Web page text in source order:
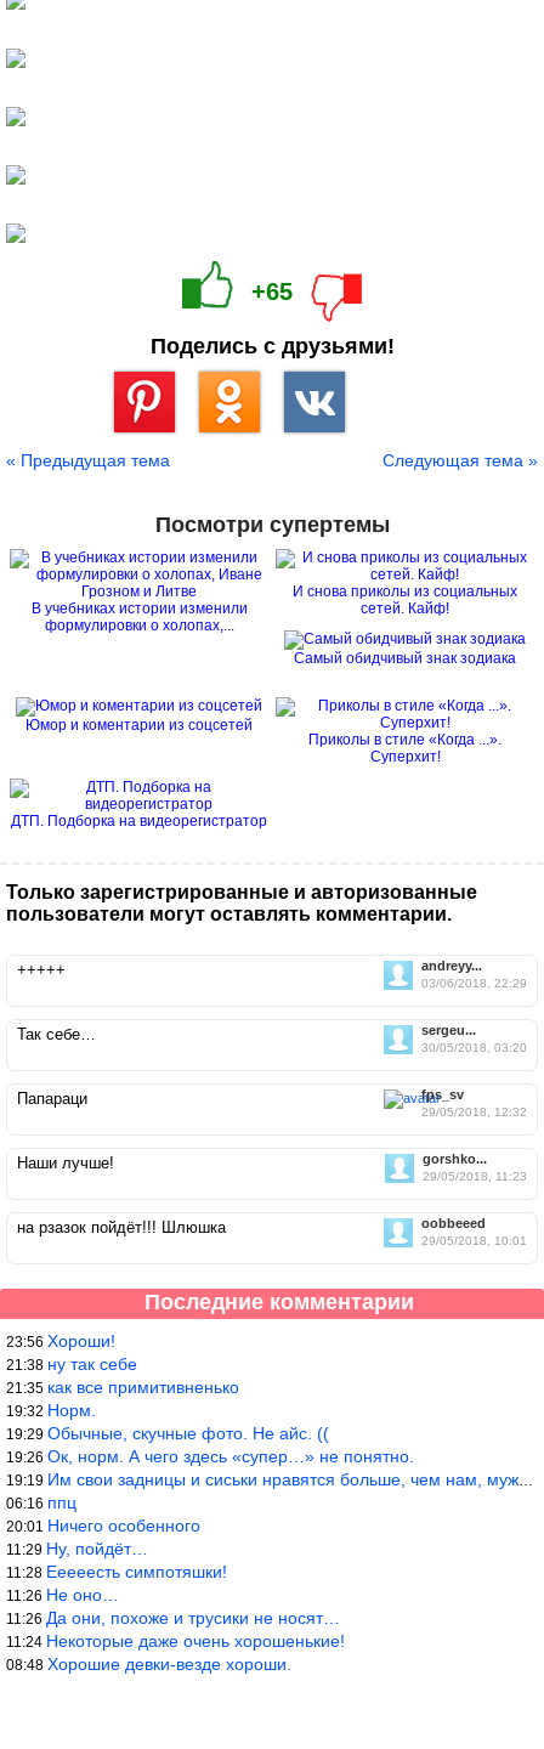
+65
Поделись с друзьями!
« Предыдущая тема Следующая тема »
Посмотри супертемы
В учебниках истории изменили
формулировки о холопах,...
И снова приколы из социальных
сетей. Кайф!
Самый обидчивый знак зодиака
Юмор и коментарии из соцсетей
Приколы в стиле «Когда ...».
Суперхит!
ДТП. Подборка на видеорегистратор
Только зарегистрированные и авторизованные
пользователи могут оставлять комментарии.
andreyy...
03/06/2018, 22:29
+++++
sergeu...
30/05/2018, 03:20
Так себе…
fps_sv
29/05/2018, 12:32
Папараци
gorshko...
29/05/2018, 11:23
Наши лучше!
oobbeeed
29/05/2018, 10:01
на рзазок пойдёт!!! Шлюшка
Последние комментарии
23:56 Хороши!
21:38 ну так себе
21:35 как все примитивненько
19:32 Норм.
19:29 Обычные, скучные фото. Не айс. ((
19:26 Ок, норм. А чего здесь «супер…» не понятно.
19:19 Им свои задницы и сиськи нравятся больше, чем нам, мужикам?
06:16 ппц
20:01 Ничего особенного
11:29 Ну, пойдёт…
11:28 Ееееесть симпотяшки!
11:26 Не оно…
11:26 Да они, похоже и трусики не носят…
11:24 Некоторые даже очень хорошенькие!
08:48 Хорошие девки-везде хороши.